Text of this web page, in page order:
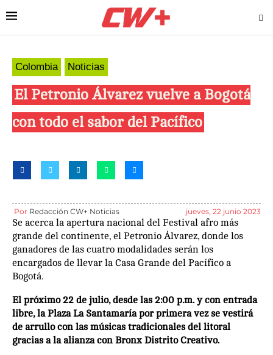
Colombia Noticias
El Petronio Álvarez vuelve a Bogotá
con todo el sabor del Pacífico
Por Redacción CW+ Noticias jueves, 22 junio 2023
Se acerca la apertura nacional del Festival afro más
grande del continente, el Petronio Álvarez, donde los
ganadores de las cuatro modalidades serán los
encargados de llevar la Casa Grande del Pacífico a
Bogotá.
El próximo 22 de julio, desde las 2:00 p.m. y con entrada
libre, la Plaza La Santamaría por primera vez se vestirá
de arrullo con las músicas tradicionales del litoral
gracias a la alianza con Bronx Distrito Creativo.